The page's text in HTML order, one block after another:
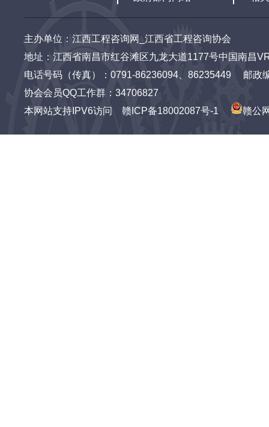
主办单位：江西工程咨询网_江西省工程咨询协会
地址：江西省南昌市红谷滩区九龙大道1177号中国南昌
电话号码（传真）：0791-86236094、86235449 邮
协会会员QQ工作群：34706827
本网站支持IPV6访问 赣ICP备18002087号-1 赣公